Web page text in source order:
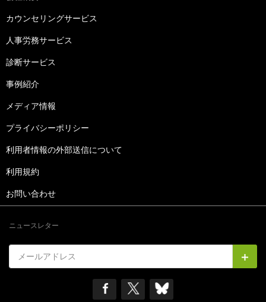
カウンセリングサービス
人事労務サービス
診断サービス
事例紹介
メディア情報
プライバシーポリシー
利用者情報の外部送信について
利用規約
お問い合わせ
ニュースレター
メールアドレス
購読
See our Facebook
See our X See our Bluesky